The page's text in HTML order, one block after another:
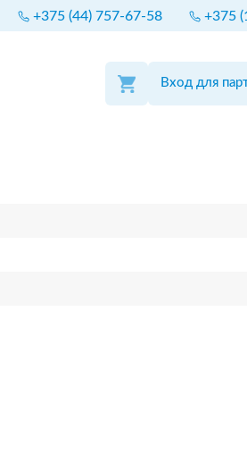
+375 (44) 757-67-58 +375
Вход для